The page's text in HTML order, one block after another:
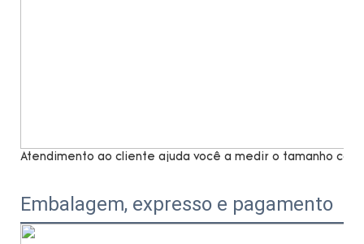
Atendimento ao cliente ajuda você a medir o tamanho
Embalagem, expresso e pagamento